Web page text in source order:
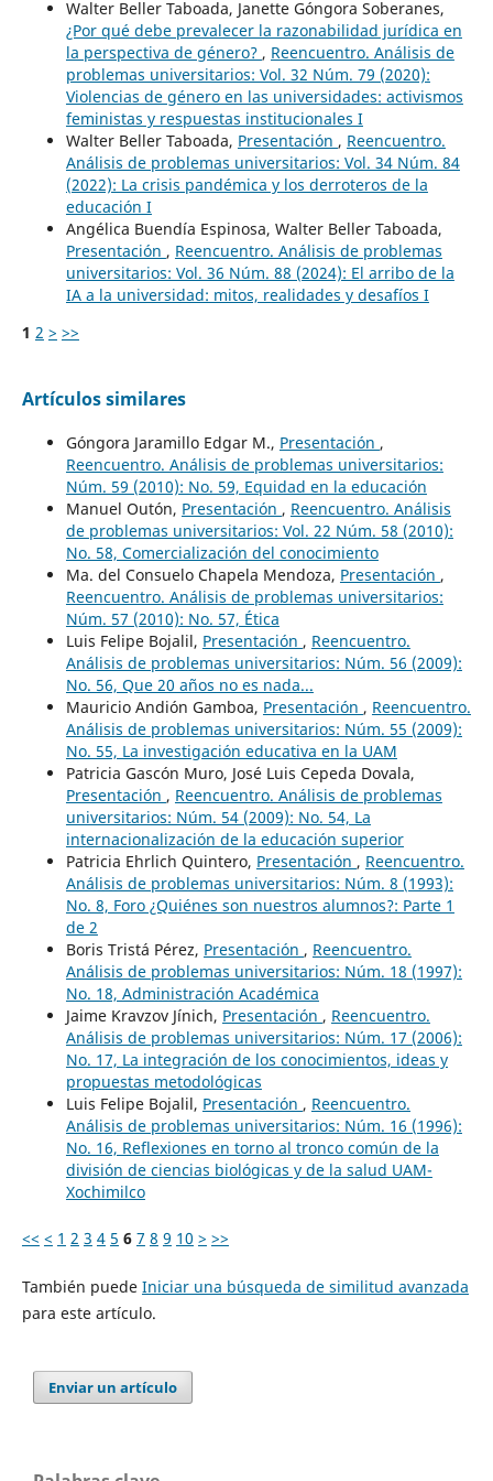
Walter Beller Taboada, Janette Góngora Soberanes,
¿Por qué debe prevalecer la razonabilidad jurídica en
la perspectiva de género? , Reencuentro. Análisis de
problemas universitarios: Vol. 32 Núm. 79 (2020):
Violencias de género en las universidades: activismos
feministas y respuestas institucionales I
Walter Beller Taboada, Presentación , Reencuentro.
Análisis de problemas universitarios: Vol. 34 Núm. 84
(2022): La crisis pandémica y los derroteros de la
educación I
Angélica Buendía Espinosa, Walter Beller Taboada,
Presentación , Reencuentro. Análisis de problemas
universitarios: Vol. 36 Núm. 88 (2024): El arribo de la
IA a la universidad: mitos, realidades y desafíos I
1 2 > >>
Artículos similares
Góngora Jaramillo Edgar M., Presentación ,
Reencuentro. Análisis de problemas universitarios:
Núm. 59 (2010): No. 59, Equidad en la educación
Manuel Outón, Presentación , Reencuentro. Análisis
de problemas universitarios: Vol. 22 Núm. 58 (2010):
No. 58, Comercialización del conocimiento
Ma. del Consuelo Chapela Mendoza, Presentación ,
Reencuentro. Análisis de problemas universitarios:
Núm. 57 (2010): No. 57, Ética
Luis Felipe Bojalil, Presentación , Reencuentro.
Análisis de problemas universitarios: Núm. 56 (2009):
No. 56, Que 20 años no es nada...
Mauricio Andión Gamboa, Presentación , Reencuentro.
Análisis de problemas universitarios: Núm. 55 (2009):
No. 55, La investigación educativa en la UAM
Patricia Gascón Muro, José Luis Cepeda Dovala,
Presentación , Reencuentro. Análisis de problemas
universitarios: Núm. 54 (2009): No. 54, La
internacionalización de la educación superior
Patricia Ehrlich Quintero, Presentación , Reencuentro.
Análisis de problemas universitarios: Núm. 8 (1993):
No. 8, Foro ¿Quiénes son nuestros alumnos?: Parte 1
de 2
Boris Tristá Pérez, Presentación , Reencuentro.
Análisis de problemas universitarios: Núm. 18 (1997):
No. 18, Administración Académica
Jaime Kravzov Jínich, Presentación , Reencuentro.
Análisis de problemas universitarios: Núm. 17 (2006):
No. 17, La integración de los conocimientos, ideas y
propuestas metodológicas
Luis Felipe Bojalil, Presentación , Reencuentro.
Análisis de problemas universitarios: Núm. 16 (1996):
No. 16, Reflexiones en torno al tronco común de la
división de ciencias biológicas y de la salud UAM-
Xochimilco
<< < 1 2 3 4 5 6 7 8 9 10 > >>
También puede Iniciar una búsqueda de similitud avanzada
para este artículo.
Enviar un artículo